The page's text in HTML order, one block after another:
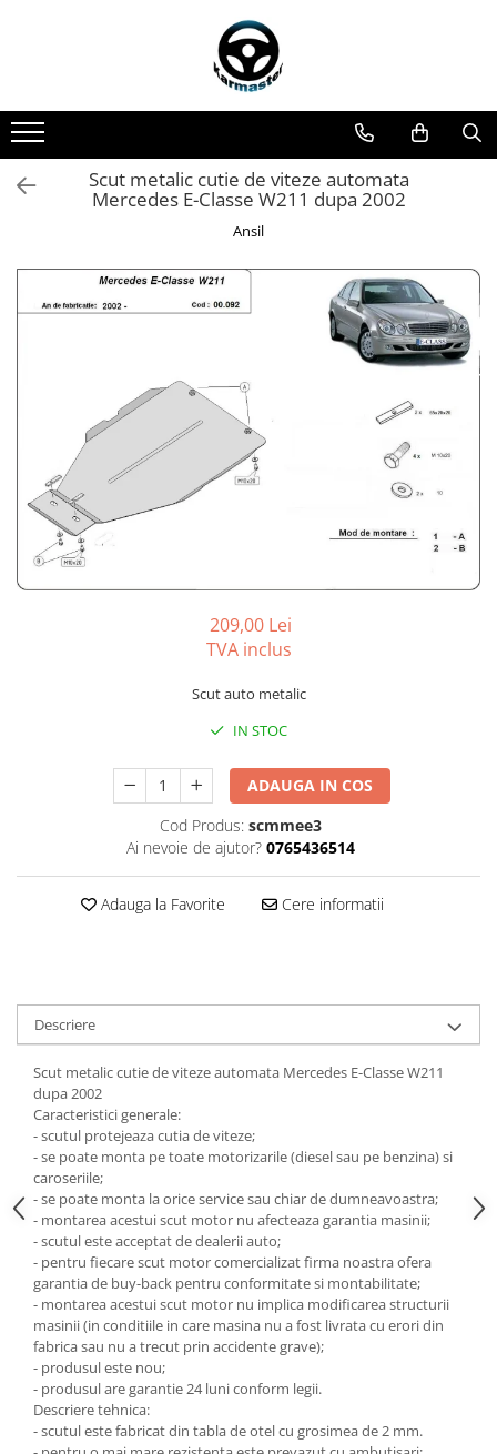
Accesorii carlige de remorcare
Accesorii cutii portbagaj
Accesorii remorci
Amortizoare osie remorci
Cuple remorci
Saboti frana remorci
Carlige Alpine
Carlige Audi
Carlige Bmw
Carlige BYD
Carlige Cadillac
Carlige Chery
Carlige Honda
Carlige Infiniti
Carlige Isuzu
Carlige Iveco
Carlige Jaecoo
Carlige Jaecoo 5
Carlige Jaecoo 7
Carlige Jaecoo E5
Carlige Jeep
Carlige Kia
Carlige Kia EV4
Carlige Kia EV5
Carlige Kia PV5
Scut metalic cutie de viteze automata
Mercedes E-Classe W211 dupa 2002
Ansil
209,00 Lei
TVA inclus
Scut auto metalic
IN STOC
ADAUGA IN COS
Cod Produs: scmmee3
Ai nevoie de ajutor? 0765436514
Adauga la Favorite Cere informatii
Descriere
Scut metalic cutie de viteze automata Mercedes E-Classe W211
dupa 2002
Caracteristici generale:
- scutul protejeaza cutia de viteze;
- se poate monta pe toate motorizarile (diesel sau pe benzina) si
caroseriile;
- se poate monta la orice service sau chiar de dumneavoastra;
- montarea acestui scut motor nu afecteaza garantia masinii;
- scutul este acceptat de dealerii auto;
- pentru fiecare scut motor comercializat firma noastra ofera
garantia de buy-back pentru conformitate si montabilitate;
- montarea acestui scut motor nu implica modificarea structurii
masinii (in conditiile in care masina nu a fost livrata cu erori din
fabrica sau nu a trecut prin accidente grave);
- produsul este nou;
- produsul are garantie 24 luni conform legii.
Descriere tehnica:
- scutul este fabricat din tabla de otel cu grosimea de 2 mm.